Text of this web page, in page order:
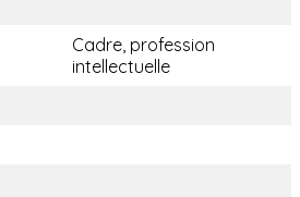
Cadre, profession
intellectuelle